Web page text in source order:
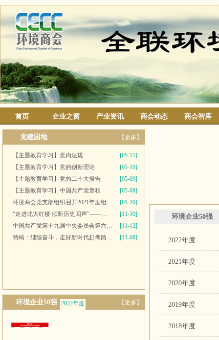
首页 企业之窗 产业资讯 商会动态 商会智库
党建园地 【更多】
【主题教育学习】党内法规
[05-11]
【主题教育学习】党的创新理论
[05-10]
【主题教育学习】党的二十大报告
[05-09]
【主题教育学习】中国共产党章程
[05-08]
环境商会党支部组织召开2021年度组织生活会并开展民主评议党员工作
[01-20]
“走进北大红楼 倾听历史回声”——多家党组织联合开展主题党日活动
[11-30]
中国共产党第十九届中央委员会第六次全体会议公报
[11-12]
特稿：继续奋斗，走好新时代赶考路——写在党的十九届六中全会召开之际
[11-08]
环境企业50强 2022年度
【更多】
环境企业50强
2022年度
2021年度
2020年度
2019年度
2018年度